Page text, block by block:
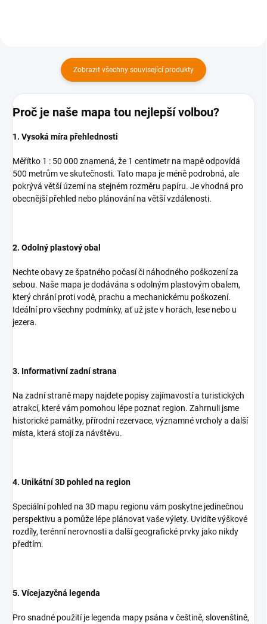
Zobrazit všechny související produkty
Proč je naše mapa tou nejlepší volbou?
1. Vysoká míra přehlednosti
Měřítko 1 : 50 000 znamená, že 1 centimetr na mapě odpovídá
500 metrům ve skutečnosti. Tato mapa je méně podrobná, ale
pokrývá větší území na stejném rozměru papíru. Je vhodná pro
obecnější přehled nebo plánování na větší vzdálenosti.
2. Odolný plastový obal
Nechte obavy ze špatného počasí či náhodného poškození za
sebou. Naše mapa je dodávána s odolným plastovým obalem,
který chrání proti vodě, prachu a mechanickému poškození.
Ideální pro všechny podmínky, ať už jste v horách, lese nebo u
jezera.
3. Informativní zadní strana
Na zadní straně mapy najdete popisy zajímavostí a turistických
atrakcí, které vám pomohou lépe poznat region. Zahrnuli jsme
historické památky, přírodní rezervace, významné vrcholy a další
místa, která stojí za návštěvu.
4. Unikátní 3D pohled na region
Speciální pohled na 3D mapu regionu vám poskytne jedinečnou
perspektivu a pomůže lépe plánovat vaše výlety. Uvidíte výškové
rozdíly, terénní nerovnosti a další geografické prvky jako nikdy
předtím.
5. Vícejazyčná legenda
Pro snadné použití je legenda mapy psána v češtině, slovenštině,